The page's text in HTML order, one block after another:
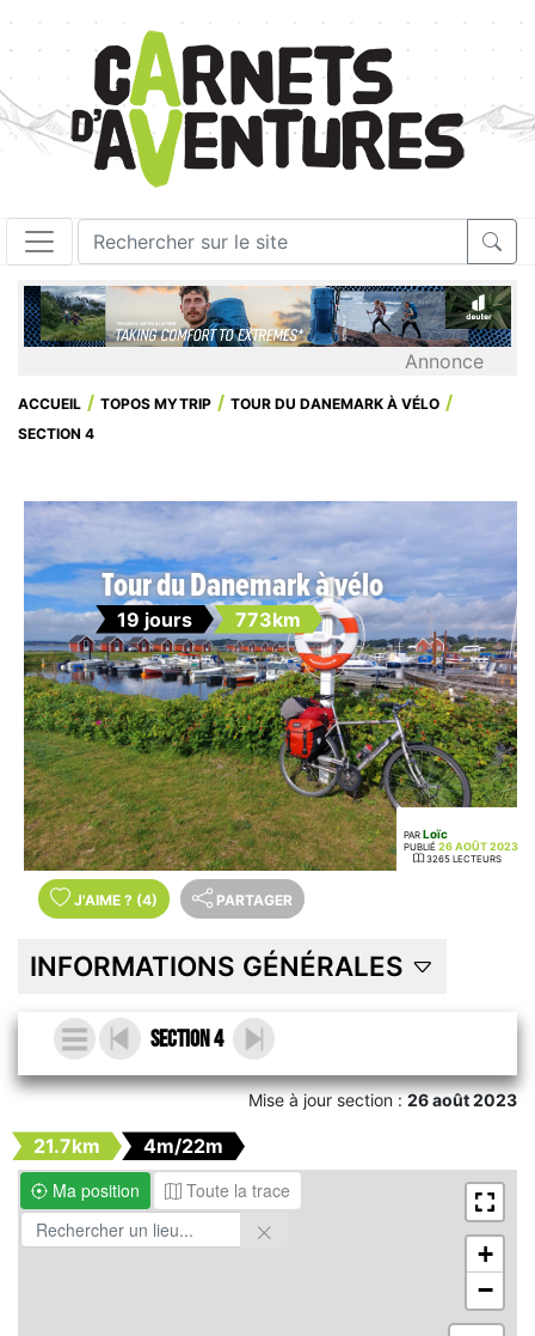
Annonce
ACCUEIL TOPOS MYTRIP
TOUR DU DANEMARK À VÉLO
SECTION 4
Tour du Danemark à vélo
19 jours 773km
PAR Loïc
PUBLIÉ 26 AOÛT 2023
3265 LECTEURS
J'AIME ? (4) PARTAGER
INFORMATIONS GÉNÉRALES
Section 4
Mise à jour section :26 août 2023
21.7km
4m/22m
Ma position
Toute la trace
+
−